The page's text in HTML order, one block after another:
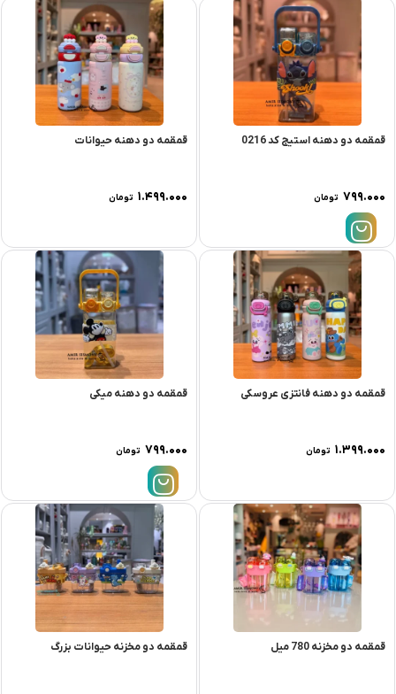
قمقمه دو دهنه استیج کد 0216
۷۹۹.۰۰۰ تومان
قمقمه دو دهنه حیوانات
۱.۴۹۹.۰۰۰ تومان
قمقمه دو دهنه فانتزی عروسکی
۱.۳۹۹.۰۰۰ تومان
قمقمه دو دهنه میکی
۷۹۹.۰۰۰ تومان
قمقمه دو مخزنه 780 میل قمقمه دو مخزنه حیوانات بزرگ